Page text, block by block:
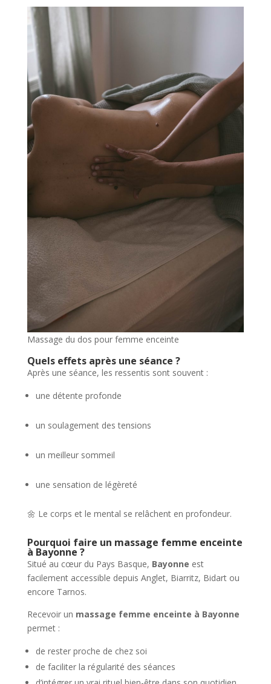
Massage du dos pour femme enceinte
Quels effets après une séance ?
Après une séance, les ressentis sont souvent :
une détente profonde
un soulagement des tensions
un meilleur sommeil
une sensation de légèreté
🌼 Le corps et le mental se relâchent en profondeur.
Pourquoi faire un massage femme enceinte
à Bayonne ?
Situé au cœur du Pays Basque, Bayonne est
facilement accessible depuis Anglet, Biarritz, Bidart ou
encore Tarnos.
Recevoir un massage femme enceinte à Bayonne
permet :
de rester proche de chez soi
de faciliter la régularité des séances